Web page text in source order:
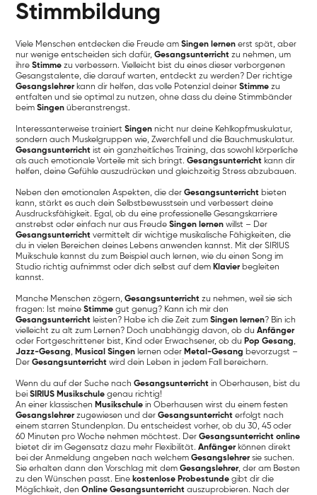
Stimmbildung
Viele Menschen entdecken die Freude amSingen lernen erst spät, aber
nur wenige entscheiden sich dafür,Gesangsunterricht zu nehmen, um
ihreStimme zu verbessern. Vielleicht bist du eines dieser verborgenen
Gesangstalente, die darauf warten, entdeckt zu werden? Der richtige
Gesangslehrer kann dir helfen, das volle Potenzial deinerStimme zu
entfalten und sie optimal zu nutzen, ohne dass du deine Stimmbänder
beimSingen überanstrengst.
Interessanterweise trainiertSingen nicht nur deine Kehlkopfmuskulatur,
sondern auch Muskelgruppen wie, Zwerchfell und die Bauchmuskulatur.
Gesangsunterricht ist ein ganzheitliches Training, das sowohl körperliche
als auch emotionale Vorteile mit sich bringt.Gesangsunterricht kann dir
helfen, deine Gefühle auszudrücken und gleichzeitig Stress abzubauen.
Neben den emotionalen Aspekten, die derGesangsunterricht bieten
kann, stärkt es auch dein Selbstbewusstsein und verbessert deine
Ausdrucksfähigkeit. Egal, ob du eine professionelle Gesangskarriere
anstrebst oder einfach nur aus FreudeSingen lernen willst – Der
Gesangsunterricht vermittelt dir wichtige musikalische Fähigkeiten, die
du in vielen Bereichen deines Lebens anwenden kannst. Mit der SIRIUS
Muikschule kannst du zum Beispiel auch lernen, wie du einen Song im
Studio richtig aufnimmst oder dich selbst auf dem Klavier begleiten
kannst.
Manche Menschen zögern,Gesangsunterricht zu nehmen, weil sie sich
fragen: Ist meineStimme gut genug? Kann ich mir den
Gesangsunterricht leisten? Habe ich die Zeit zumSingen lernen? Bin ich
vielleicht zu alt zum Lernen? Doch unabhängig davon, ob duAnfänger
oder Fortgeschrittener bist, Kind oder Erwachsener, ob du Pop Gesang,
Jazz-Gesang, Musical Singen lernen oder Metal-Gesang bevorzugst –
DerGesangsunterricht wird dein Leben in jedem Fall bereichern.
Wenn du auf der Suche nachGesangsunterricht in Oberhausen, bist du
beiSIRIUS Musikschule genau richtig!
An einer klassischen Musikschule in Oberhausen wirst du einem festen
Gesangslehrer zugewiesen und derGesangsunterricht erfolgt nach
einem starren Stundenplan. Du entscheidest vorher, ob du 30, 45 oder
60 Minuten pro Woche nehmen möchtest. DerGesangsunterricht online
bietet dir im Gegensatz dazu mehr Flexibilität.Anfänger können direkt
bei der Anmeldung angeben nach welchemGesangslehrer sie suchen.
Sie erhalten dann den Vorschlag mit demGesangslehrer, der am Besten
zu den Wünschen passt. Eine kostenlose Probestunde gibt dir die
Möglichkeit, denOnline Gesangsunterricht auszuprobieren. Nach der